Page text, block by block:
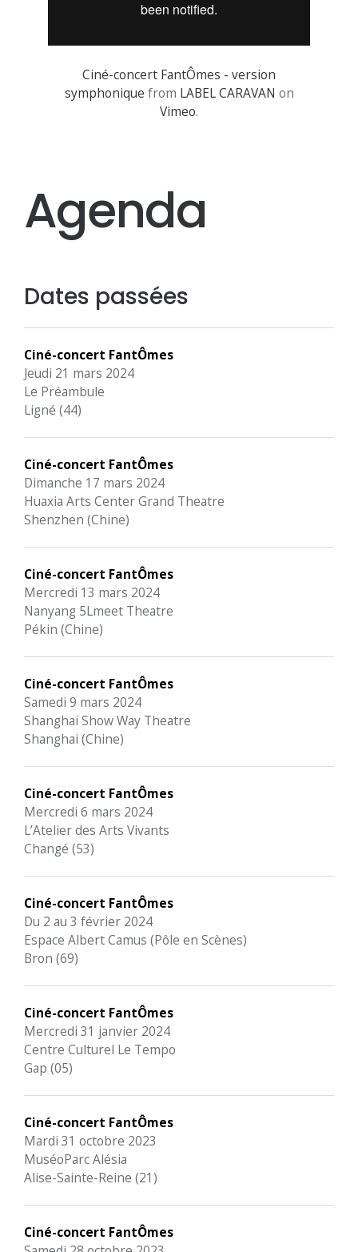
Ciné-concert FantÔmes - version
symphonique from LABEL CARAVAN on
Vimeo.
Agenda
Dates passées
Ciné-concert FantÔmes
Jeudi 21 mars 2024
Le Préambule
Ligné (44)
Ciné-concert FantÔmes
Dimanche 17 mars 2024
Huaxia Arts Center Grand Theatre
Shenzhen (Chine)
Ciné-concert FantÔmes
Mercredi 13 mars 2024
Nanyang 5Lmeet Theatre
Pékin (Chine)
Ciné-concert FantÔmes
Samedi 9 mars 2024
Shanghai Show Way Theatre
Shanghai (Chine)
Ciné-concert FantÔmes
Mercredi 6 mars 2024
L’Atelier des Arts Vivants
Changé (53)
Ciné-concert FantÔmes
Du 2 au 3 février 2024
Espace Albert Camus (Pôle en Scènes)
Bron (69)
Ciné-concert FantÔmes
Mercredi 31 janvier 2024
Centre Culturel Le Tempo
Gap (05)
Ciné-concert FantÔmes
Mardi 31 octobre 2023
MuséoParc Alésia
Alise-Sainte-Reine (21)
Ciné-concert FantÔmes